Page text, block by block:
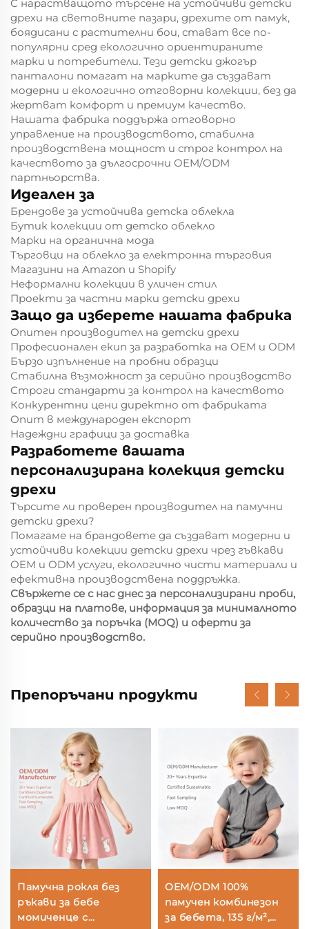
С нарастващото търсене на устойчиви детски
дрехи на световните пазари, дрехите от памук,
боядисани с растителни бои, стават все по-
популярни сред екологично ориентираните
марки и потребители. Тези детски джогър
панталони помагат на марките да създават
модерни и екологично отговорни колекции, без да
жертват комфорт и премиум качество.
Нашата фабрика поддържа отговорно
управление на производството, стабилна
производствена мощност и строг контрол на
качеството за дългосрочни OEM/ODM
партньорства.
Идеален за
Брендове за устойчива детска облекла
Бутик колекции от детско облекло
Марки на органична мода
Търговци на облекло за електронна търговия
Магазини на Amazon и Shopify
Неформални колекции в уличен стил
Проекти за частни марки детски дрехи
Защо да изберете нашата фабрика
Опитен производител на детски дрехи
Професионален екип за разработка на OEM и ODM
Бързо изпълнение на пробни образци
Стабилна възможност за серийно производство
Строги стандарти за контрол на качеството
Конкурентни цени директно от фабриката
Опит в международен експорт
Надеждни графици за доставка
Разработете вашата
персонализирана колекция детски
дрехи
Търсите ли проверен производител на памучни
детски дрехи?
Помагаме на брандовете да създават модерни и
устойчиви колекции детски дрехи чрез гъвкави
OEM и ODM услуги, екологично чисти материали и
ефективна производствена поддръжка.
Свържете се с нас днес за персонализирани проби,
образци на платове, информация за минималното
количество за поръчка (MOQ) и оферти за
серийно производство.
Препоръчани продукти
Памучна рокля без
ръкави за бебе
момиченце с
OEM/ODM 100%
памучен комбинезон
за бебета, 135 г/м²,